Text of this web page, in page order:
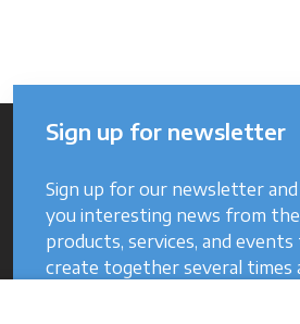
Sign up for newsletter
Sign up for our newsletter
you interesting news from
products, services, and
create together several times